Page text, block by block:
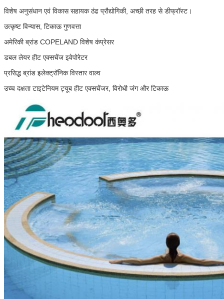
विशेष अनुसंधान एवं विकास सहायक ठंढ प्रौद्योगिकी, अच्छी तरह से डीफ्रॉस्ट।
उत्कृष्ट विन्यास, टिकाऊ गुणवत्ता
अमेरिकी ब्रांड COPELAND विशेष कंप्रेसर
डबल लेयर हीट एक्सचेंज इवेपोरेटर
प्रसिद्ध ब्रांड इलेक्ट्रॉनिक विस्तार वाल्व
उच्च दक्षता टाइटेनियम ट्यूब हीट एक्सचेंजर, विरोधी जंग और टिकाऊ